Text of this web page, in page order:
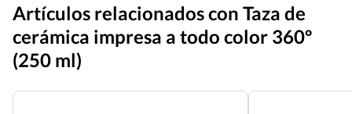
Artículos relacionados con Taza de
cerámica impresa a todo color 360º
(250 ml)